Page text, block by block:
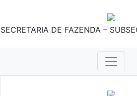
SECRETARIA DE FAZENDA –